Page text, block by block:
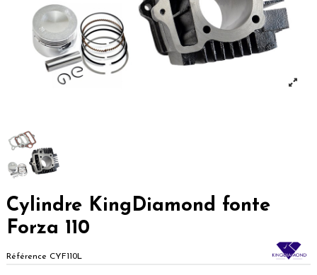
Cylindre KingDiamond fonte
Forza 110
Référence CYF110L